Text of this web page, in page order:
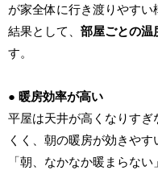
が家全体に行き渡りやすい
結果として、 部屋ごとの温
す。
● 暖房効率が高い
平屋は天井が高くなりす
くく、朝の暖房が効きやす
「朝、なかなか暖まらな